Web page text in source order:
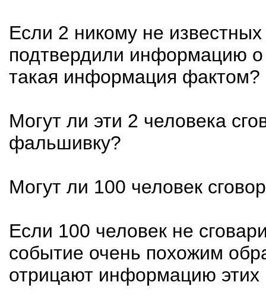
Если 2 никому не
подтвердили информацию о
такая информация фактом?
Могут ли эти 2 человека
фальшивку?
Могут ли 100 человек
Если 100 человек не
событие очень похожим
отрицают информацию этих